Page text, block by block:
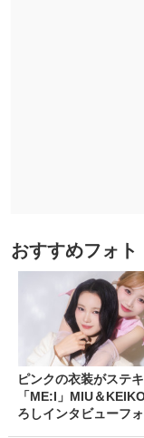
おすすめフォト
ピンクの衣装がステキ
「ME:I」MIU＆
ろしインタビューフ